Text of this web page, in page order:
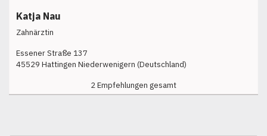
Katja Nau
Zahnärztin
Essener Straße 137
45529 Hattingen Niederwenigern (Deutschland)
2 Empfehlungen gesamt